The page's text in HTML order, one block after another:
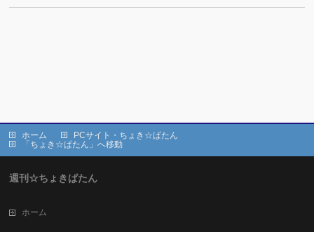
ホーム
PCサイト・ちょき☆ぱたん
「ちょき☆ぱたん」へ移動
週刊☆ちょきぱたん
ホーム